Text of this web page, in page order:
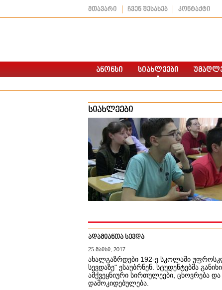
მთავარი ჩვენ შესახებ კონტაქტი
სიახლეები
ადამიანთა სევდა
25 მაისი, 2017
ახალგაზრდები 192-ე სკოლაში
სევდაზე" ესაუბრნენ. სტუდენტებმა
ამქვეყნიური სირთულეები, ცხოვრება
დამოკიდებულება.